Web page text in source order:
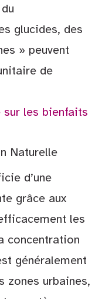
glucides, des
» peuvent
de
sur les bienfaits
Naturelle
d’une
grâce aux
les
concentration
généralement
zones urbaines,